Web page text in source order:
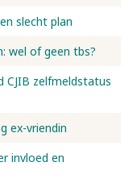
slecht plan
wel of geen tbs?
CJIB zelfmeldstatus
ex-vriendin
invloed en